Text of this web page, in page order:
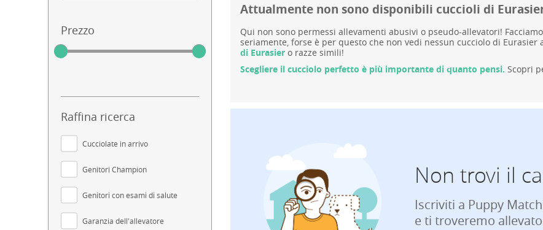
Prezzo
Raffina ricerca
Cucciolate in arrivo
Genitori Champion
Genitori con esami di salute
Garanzia dell'allevatore
Attualmente non sono disponibili cuccioli di
Qui non sono permessi allevamenti abusivi o pseudo-allevatori!
seriamente, forse è per questo che non vedi nessun cucciolo di
di Eurasier o razze simili!
Scegliere il cucciolo perfetto è più importante di quanto pensi. Scopri
Non trovi il
Iscriviti a Puppy Match
e ti troveremo